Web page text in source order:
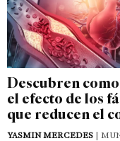
Descubren
el efecto de los
que reducen el
YASMIN MERCEDES |